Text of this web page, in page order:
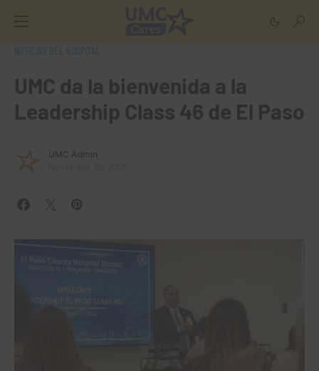
UMC da la bienvenida a la
Leadership Class 46 de El Paso
UMC Admin